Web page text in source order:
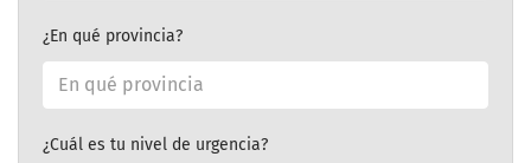
¿En qué provincia?
¿Cuál es tu nivel de urgencia?